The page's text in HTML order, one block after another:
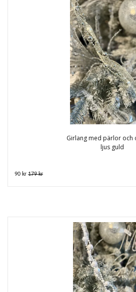
Girlang med pärlor och
ljus guld
90 kr 179 kr